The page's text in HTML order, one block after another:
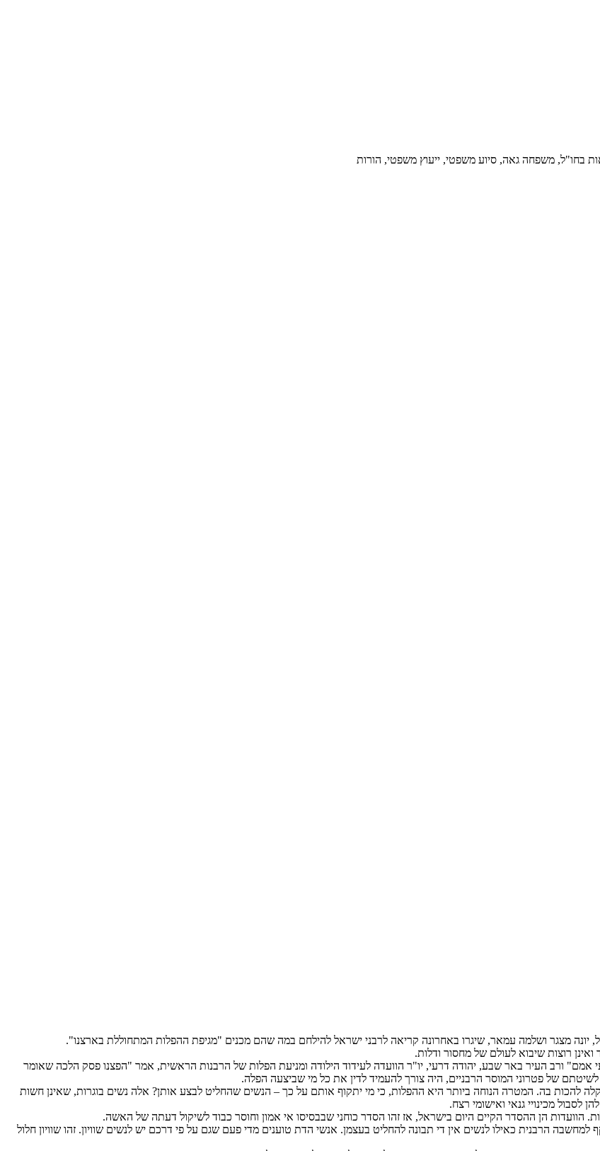
בחו"ל, משפחה גאה, סיוע משפטי, ייעוץ משפטי, הורות
יונה מצגר ושלמה עמאר, שיגרו באחרונה קריאה לרבני ישראל להילחם במה שהם מכנים "מגיפת ההפלות המתחוללת בארצנו".
רוצות שיבוא לעולם של מחסור ודלות.
ורב העיר באר שבע, יהודה דרעי, יו"ר הוועדה לעידוד הילודה ומניעת הפלות של הרבנות הראשית, אמר "הפצנו פסק הלכה שאומר
של פטרוני המוסר הרבניים, היה צורך להעמיד לדין את כל מי שביצעה הפלה.
בה. המטרה הנוחה ביותר היא ההפלות, כי מי יתקוף אותם על כך – הנשים שהחליט לבצע אותן? אלה נשים בוגרות, שאינן חשות
מכינויי גנאי ואישומי רצח.
הוועדות הן ההסדר הקיים היום בישראל, אז זהו הסדר כוחני שבבסיסו אי אמון וחוסר כבוד לשיקול דעתה של האשה.
הרבנית כאילו לנשים אין די תבונה להחליט בעצמן. אנשי הדת טוענים מדי פעם שגם על פי דרכם יש לנשים שוויון. זהו שוויון חלול